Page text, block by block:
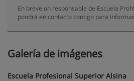
En breve un responsable de Escuela
pondrá en contacto contigo para
Galería de imágenes
Escuela Profesional Superior Alsina